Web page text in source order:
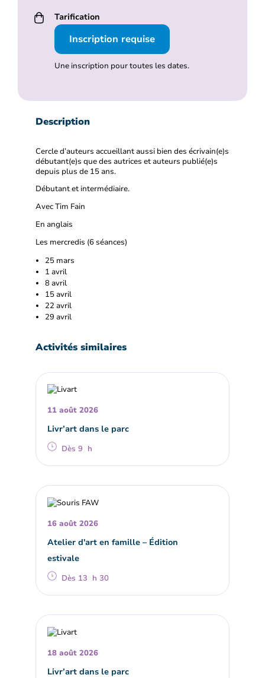
Tarification
Inscription requise
Une inscription pour toutes les dates.
Description
Cercle d’auteurs accueillant aussi bien des écrivain(e)s
débutant(e)s que des autrices et auteurs publié(e)s
depuis plus de 15 ans.
Débutant et intermédiaire.
Avec Tim Fain
En anglais
Les mercredis (6 séances)
25 mars
1 avril
8 avril
15 avril
22 avril
29 avril
Activités similaires
11 août 2026
Livr’art dans le parc
Dès 9 h
16 août 2026
Atelier d'art en famille – Édition
estivale
Dès 13 h 30
18 août 2026
Livr’art dans le parc